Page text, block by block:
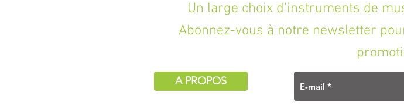
Un large choix d'instruments de
Abonnez-vous à notre newsletter
A PROPOS